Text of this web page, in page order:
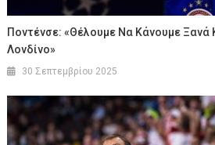
Ποντένσε: «Θέλουμε Να Κάνουμε Ξανά
Λονδίνο»
30 Σεπτεμβρίου 2025